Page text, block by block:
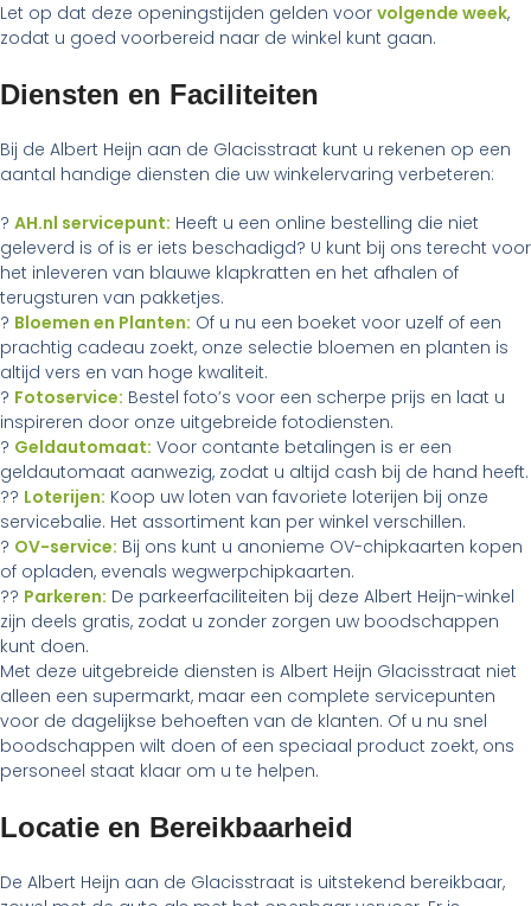
Let op dat deze openingstijden gelden voor volgende week,
zodat u goed voorbereid naar de winkel kunt gaan.
Diensten en Faciliteiten
Bij de Albert Heijn aan de Glacisstraat kunt u rekenen op een
aantal handige diensten die uw winkelervaring verbeteren:
? AH.nl servicepunt: Heeft u een online bestelling die niet
geleverd is of is er iets beschadigd? U kunt bij ons terecht voor
het inleveren van blauwe klapkratten en het afhalen of
terugsturen van pakketjes.
? Bloemen en Planten: Of u nu een boeket voor uzelf of een
prachtig cadeau zoekt, onze selectie bloemen en planten is
altijd vers en van hoge kwaliteit.
? Fotoservice: Bestel foto’s voor een scherpe prijs en laat u
inspireren door onze uitgebreide fotodiensten.
? Geldautomaat: Voor contante betalingen is er een
geldautomaat aanwezig, zodat u altijd cash bij de hand heeft.
?? Loterijen: Koop uw loten van favoriete loterijen bij onze
servicebalie. Het assortiment kan per winkel verschillen.
? OV-service: Bij ons kunt u anonieme OV-chipkaarten kopen
of opladen, evenals wegwerpchipkaarten.
?? Parkeren: De parkeerfaciliteiten bij deze Albert Heijn-winkel
zijn deels gratis, zodat u zonder zorgen uw boodschappen
kunt doen.
Met deze uitgebreide diensten is Albert Heijn Glacisstraat niet
alleen een supermarkt, maar een complete servicepunten
voor de dagelijkse behoeften van de klanten. Of u nu snel
boodschappen wilt doen of een speciaal product zoekt, ons
personeel staat klaar om u te helpen.
Locatie en Bereikbaarheid
De Albert Heijn aan de Glacisstraat is uitstekend bereikbaar,